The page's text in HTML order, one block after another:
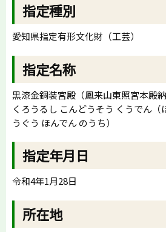
指定種別
愛知県指定有形文化財（工芸）
指定名称
黒漆金銅装宮殿（鳳来山東照宮本殿納
くろうるし こんどうそう くうでん（
うぐう ほんでん のうち）
指定年月日
令和4年1月28日
所在地